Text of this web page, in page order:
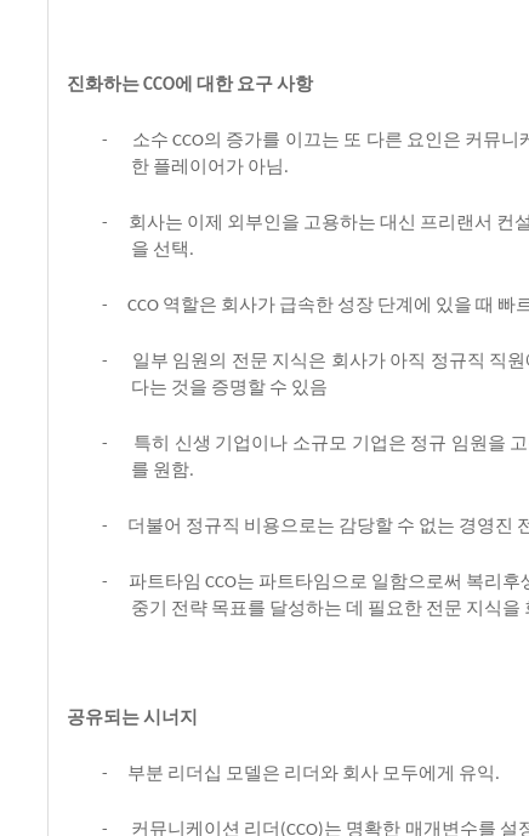
진화하는 CCO에 대한 요구사항
- 소수 CCO의 증가를 이끄는 또 다른 요인은 커뮤니
한 플레이어가 아님 .
- 회사는 이제 외부인을 고용하는 대신 프리랜서 컨
을 선택 .
- CCO 역할은 회사가 급속한 성장 단계에 있을 때 빠
- 일부 임원의 전문 지식은 회사가 아직 정규직 직원
다는 것을 증명할 수 있음
- 특히 신생 기업이나 소규모 기업은 정규 임원을
를 원함.
- 더불어 정규직 비용으로는 감당할 수 없는 경영진
- 파트타임 CCO는 파트타임으로 일함으로써 복리후
중기
전략 목표를 달성하는 데 필요한 전문 지식을
공유되는시너지
- 부분 리더십 모델은 리더와 회사 모두에게 유익 .
- 커뮤니케이션 리더 (CCO)는 명확한 매개변수를 설